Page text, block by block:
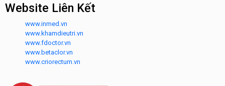
Website Liên Kết
www.inmed.vn
www.khamdieutri.vn
www.fdoctor.vn
www.betaclor.vn
www.criorectum.vn